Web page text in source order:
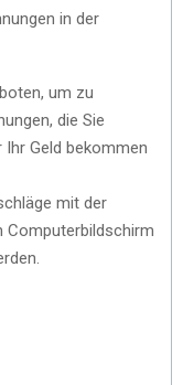
in der
um zu
die Sie
Geld bekommen
mit der
Computerbildschirm